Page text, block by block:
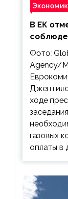
В ЕК
Фото:
Agency/
ходе
газовых
оплаты в